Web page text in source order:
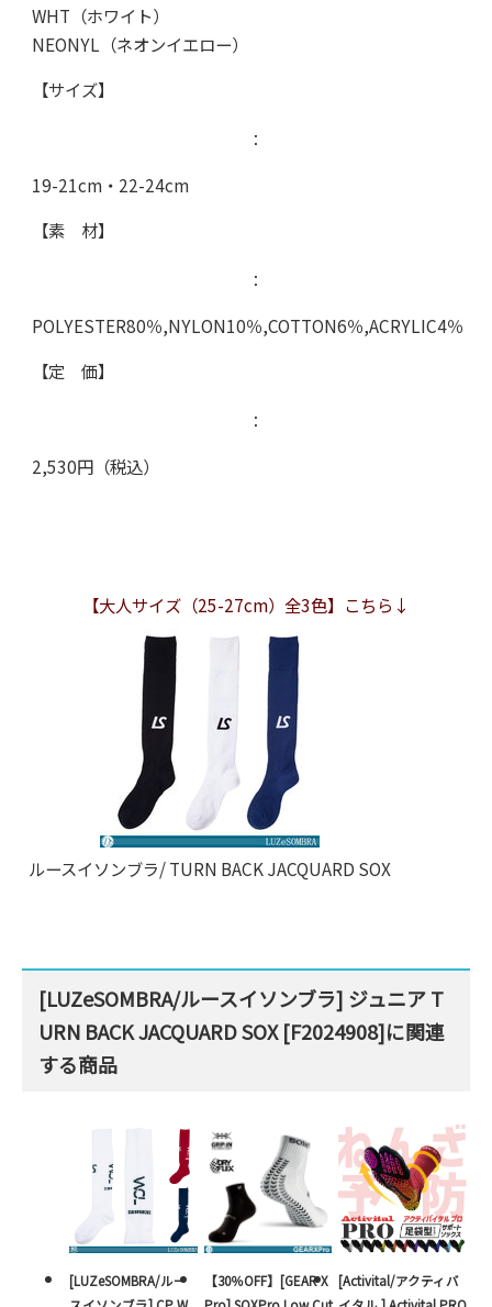
WHT（ホワイト）
NEONYL（ネオンイエロー）
【サイズ】
：
19-21cm・22-24cm
【素 材】
：
POLYESTER80％,NYLON10％,COTTON6％,ACRYLIC4％
【定 価】
：
2,530円（税込）
【大人サイズ（25-27cm）全3色】こちら↓
ルースイソンブラ/ TURN BACK JACQUARD SOX
[LUZeSOMBRA/ルースイソンブラ] ジュニア T
URN BACK JACQUARD SOX [F2024908]に関連
する商品
[LUZeSOMBRA/ルー
【30％OFF】[GEAR X
[Activital/アクティバ